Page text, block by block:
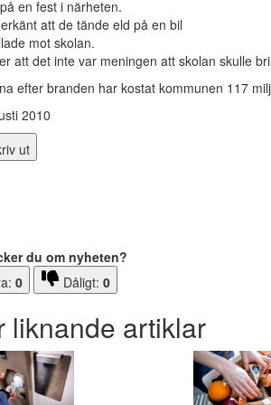
en fest i närheten.
att de tände eld på en bil
mot skolan.
att det inte var meningen att skolan skulle
efter branden har kostat kommunen 117
2010
ut
du om nyheten?
0 Dåligt: 0
liknande artiklar